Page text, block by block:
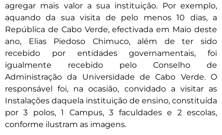
agregar mais valor a sua instituição. Por exemplo,
aquando da sua visita de pelo menos 10 dias, a
República de Cabo Verde, efectivada em Maio deste
ano, Elias Piedoso Chimuco, além de ter sido
recebido por entidades governamentais, foi
igualmente recebido pelo Conselho de
Administração da Universidade de Cabo Verde. O
responsável foi, na ocasião, convidado a visitar as
Instalações daquela instituição de ensino, constituída
por 3 polos, 1 Campus, 3 faculdades e 2 escolas,
conforme ilustram as imagens.